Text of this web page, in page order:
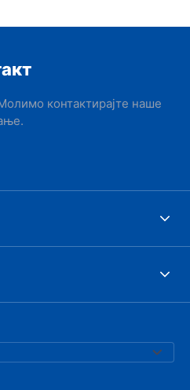
контактирајте наше